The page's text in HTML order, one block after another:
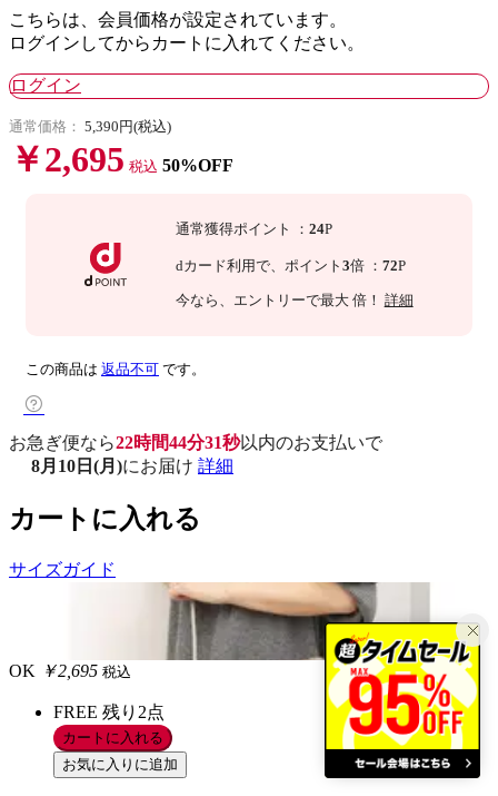
こちらは、会員価格が設定されています。
ログインしてからカートに入れてください。
ログイン
通常価格： 5,390円(税込)
￥2,695 税込 50%OFF
通常獲得ポイント ： 24P
dカード利用で、 ポイント 3倍 ： 72P
今なら 、エントリーで最大 倍！ 詳細
この商品は 返品不可 です。
お急ぎ便なら22時間44分30秒以内のお支払いで
8月10日(月)にお届け 詳細
カートに入れる
サイズガイド
OK ￥2,695 税込
FREE 残り2点
カートに入れる
お気に入りに追加